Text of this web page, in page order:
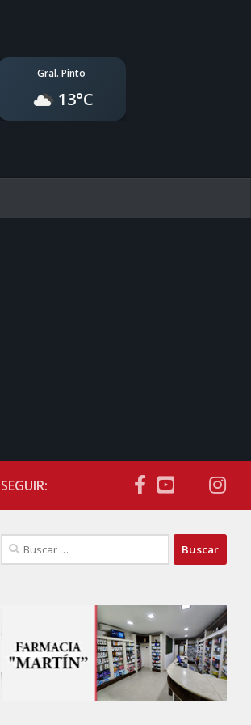
Gral. Pinto
13°C
SEGUIR:
Buscar: